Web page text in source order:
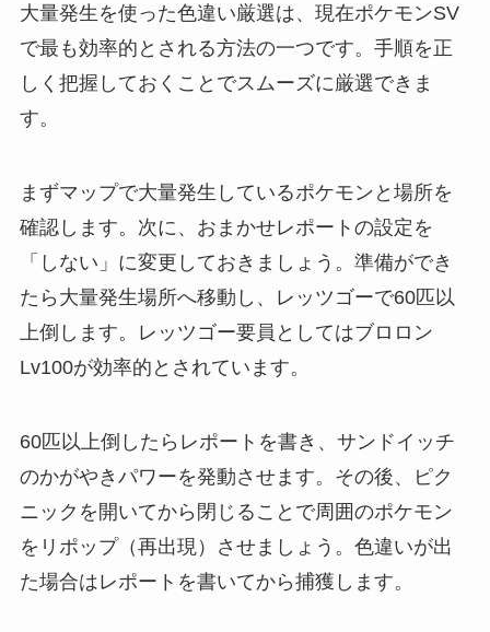
大量発生を使った色違い厳選は、現在ポケモンSV
で最も効率的とされる方法の一つです。手順を正
しく把握しておくことでスムーズに厳選できま
す。
まずマップで大量発生しているポケモンと場所を
確認します。次に、おまかせレポートの設定を
「しない」に変更しておきましょう。準備ができ
たら大量発生場所へ移動し、レッツゴーで60匹以
上倒します。レッツゴー要員としてはブロロン
Lv100が効率的とされています。
60匹以上倒したらレポートを書き、サンドイッチ
のかがやきパワーを発動させます。その後、ピク
ニックを開いてから閉じることで周囲のポケモン
をリポップ（再出現）させましょう。色違いが出
た場合はレポートを書いてから捕獲します。